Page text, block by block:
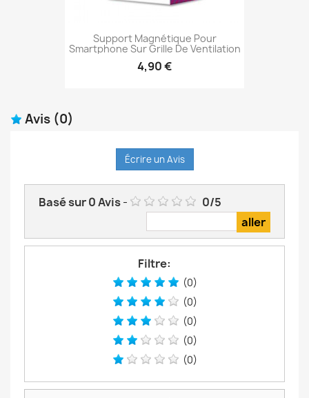
Support Magnétique Pour
Smartphone Sur Grille De Ventilation
4,90 €
Avis (0)
Écrire un Avis
Basé sur0Avis- 0/5
Filtre:
(0)
(0)
(0)
(0)
(0)